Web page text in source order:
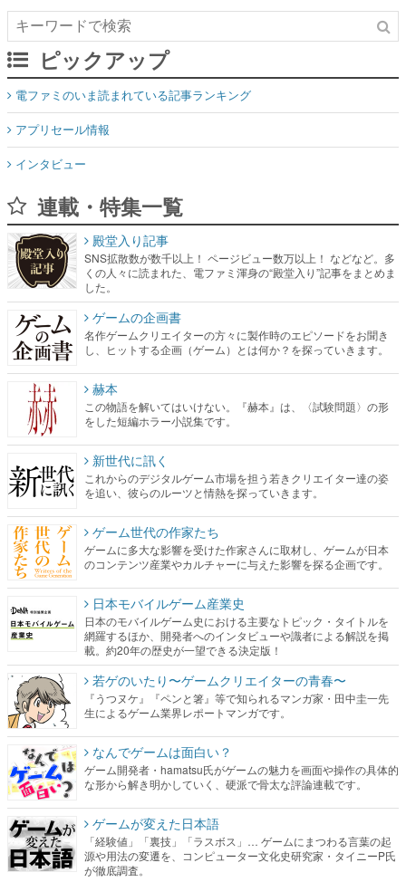
ピックアップ
電ファミのいま読まれている記事ランキング
アプリセール情報
インタビュー
連載・特集一覧
殿堂入り記事
SNS拡散数が数千以上！ ページビュー数万以上！ などなど。多
くの人々に読まれた、電ファミ渾身の“殿堂入り”記事をまとめま
した。
ゲームの企画書
名作ゲームクリエイターの方々に製作時のエピソードをお聞き
し、ヒットする企画（ゲーム）とは何か？を探っていきます。
赫本
この物語を解いてはいけない。『赫本』は、〈試験問題〉の形
をした短編ホラー小説集です。
新世代に訊く
これからのデジタルゲーム市場を担う若きクリエイター達の姿
を追い、彼らのルーツと情熱を探っていきます。
ゲーム世代の作家たち
ゲームに多大な影響を受けた作家さんに取材し、ゲームが日本
のコンテンツ産業やカルチャーに与えた影響を探る企画です。
日本モバイルゲーム産業史
日本のモバイルゲーム史における主要なトピック・タイトルを
網羅するほか、開発者へのインタビューや識者による解説を掲
載。約20年の歴史が一望できる決定版！
若ゲのいたり〜ゲームクリエイターの青春〜
『うつヌケ』『ペンと箸』等で知られるマンガ家・田中圭一先
生によるゲーム業界レポートマンガです。
なんでゲームは面白い？
ゲーム開発者・hamatsu氏がゲームの魅力を画面や操作の具体的
な形から解き明かしていく、硬派で骨太な評論連載です。
ゲームが変えた日本語
「経験値」「裏技」「ラスボス」… ゲームにまつわる言葉の起
源や用法の変遷を、コンピューター文化史研究家・タイニーP氏
が徹底調査。